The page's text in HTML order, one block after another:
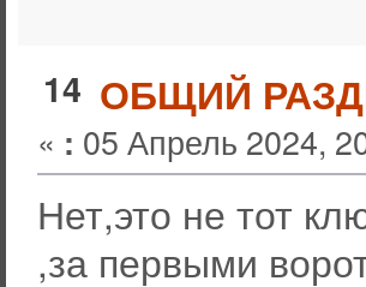
14 ОБЩИЙ
« : 05 Апрель 2024,
Нет,это не тот
,за первыми